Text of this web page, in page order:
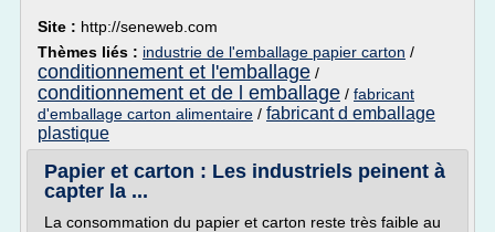
Site : http://seneweb.com
Thèmes liés : industrie de l'emballage papier carton /
conditionnement et l'emballage /
conditionnement et de l emballage / fabricant
d'emballage carton alimentaire / fabricant d emballage
plastique
Papier et carton : Les industriels peinent à
capter la ...
La consommation du papier et carton reste très faible au